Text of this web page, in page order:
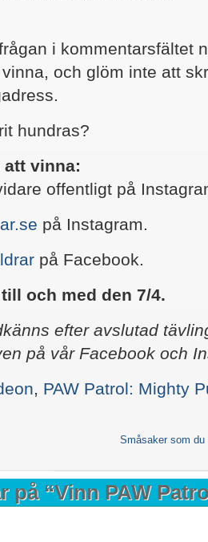
i kommentarsfältet
och glöm inte att
hundras?
att vinna:
offentligt på
på Instagram.
på Facebook.
och med den 7/4.
efter avslutad
på vår Facebook och
, PAW Patrol: Mighty
Småsaker som
på “Vinn PAW